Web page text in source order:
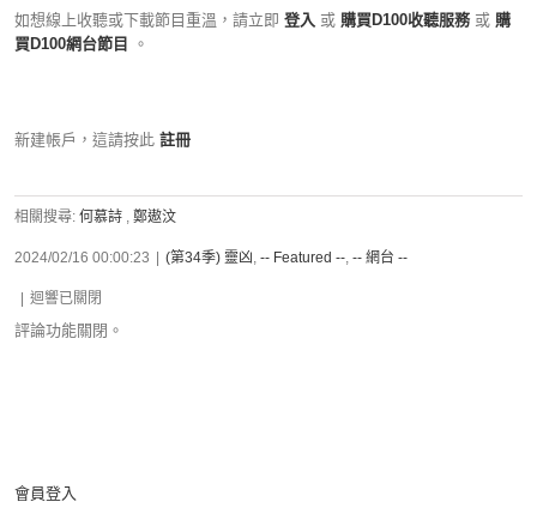
如想線上收聽或下載節目重溫，請立即 登入 或 購買D100收聽服務 或 購
買D100網台節目
。
新建帳戶，這請按此 註冊
相關搜尋: 何慕詩 , 鄭遨汶
2024/02/16 00:00:23 (第34季) 靈凶, -- Featured --, -- 網台 --
迴響已關閉
評論功能關閉。
會員登入